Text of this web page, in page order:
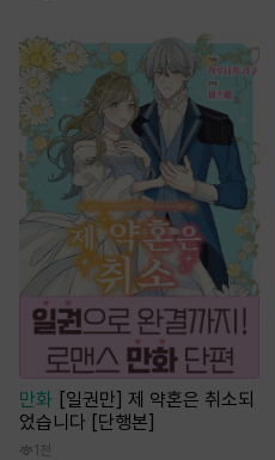
만화 [일권만] 제 약혼은 취소되
었습니다 [단행본]
1천